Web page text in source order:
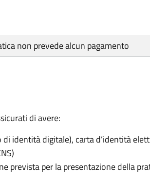
non prevede alcun pagamento
di avere:
di identità digitale), carta d’identità
prevista per la presentazione della